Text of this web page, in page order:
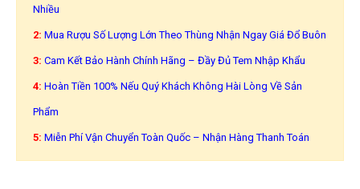
Nhiều
2: Mua Rượu Số Lượng Lớn Theo Thùng Nhận Ngay Giá Đổ Buôn
3: Cam Kết Bảo Hành Chính Hãng – Đầy Đủ Tem Nhập Khẩu
4: Hoàn Tiền 100% Nếu Quý Khách Không Hài Lòng Về Sản
Phẩm
5: Miễn Phí Vận Chuyển Toàn Quốc – Nhận Hàng Thanh Toán